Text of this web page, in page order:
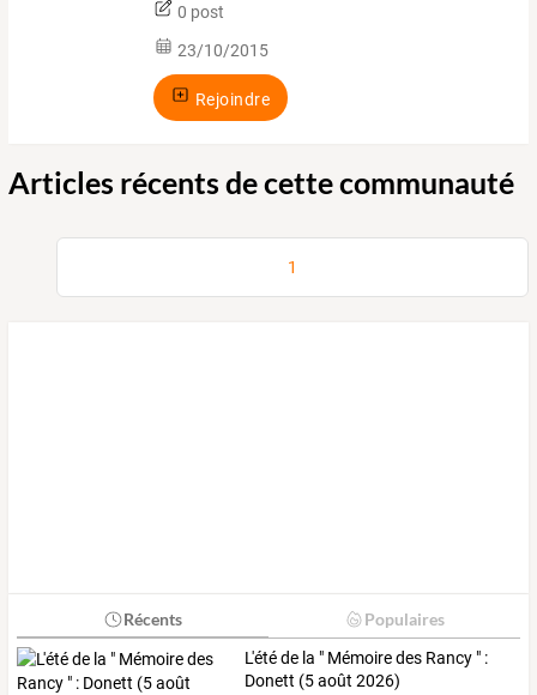
0 post
23/10/2015
Rejoindre
Articles récents de cette communauté
1
Récents Populaires
L'été de la " Mémoire des Rancy " :
Donett (5 août 2026)